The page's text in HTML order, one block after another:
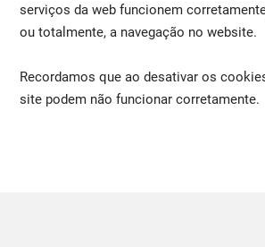
serviços da web funcionem
ou totalmente, a navegação no website.
Recordamos que ao desativar os
site podem não funcionar corretamente.